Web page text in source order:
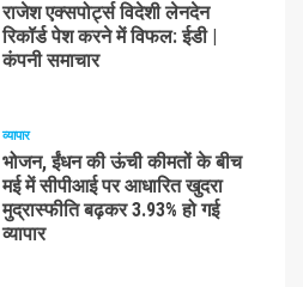
राजेश एक्सपोर्ट्स विदेशी लेनदेन
रिकॉर्ड पेश करने में विफल: ईडी |
कंपनी समाचार
व्यापार
भोजन, ईंधन की ऊंची कीमतों के बीच
मई में सीपीआई पर आधारित खुदरा
मुद्रास्फीति बढ़कर 3.93% हो गई
व्यापार